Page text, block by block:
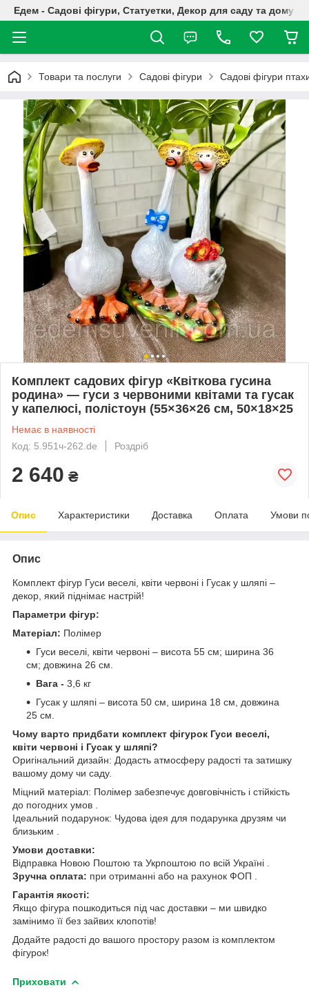
Едем - Садові фігури, Статуетки, Декор для саду та дому
Товари та послуги Садові фігури Садові фігури
Комплект садових фігур «Квіткова гусина
родина» — гуси з червоними квітами та гусак
у капелюсі, полістоун (55×36×26 см, 50×18×25
Немає в наявності
Код: 5.951ч-262.de
Роздріб
2 640 ₴
Опис Характеристики Доставка Оплата Умови
Опис
Комплект фігур Гуси веселі, квіти червоні і Гусак у шляпі –
декор, який піднімає настрій!
Параметри фігур:
Матеріал: Полімер
Гуси веселі, квіти червоні – висота 55 см; ширина 36
см; довжина 26 см.
Вага - 3,6 кг
Гусак у шляпі – висота 50 см, ширина 18 см, довжина
25 см.
Чому варто придбати комплект фігурок Гуси веселі,
квіти червоні і Гусак у шляпі?
Оригінальний дизайн: Додасть атмосферу радості та затишку
вашому дому чи саду.
Міцний матеріал: Полімер забезпечує довговічність і стійкість
до погодних умов .
Ідеальний подарунок: Чудова ідея для подарунка друзям чи
близьким .
Умови доставки:
Відправка Новою Поштою та Укрпоштою по всій Україні .
Зручна оплата: при отриманні або на рахунок ФОП .
Гарантія якості:
Якщо фігура пошкодиться під час доставки – ми швидко
замінимо її без зайвих клопотів!
Додайте радості до вашого простору разом із комплектом
фігурок!
Приховати